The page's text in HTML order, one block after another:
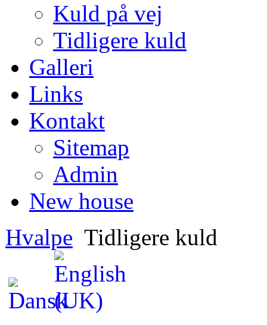
Kuld på vej
Tidligere kuld
Galleri
Links
Kontakt
Sitemap
Admin
New house
Hvalpe Tidligere kuld